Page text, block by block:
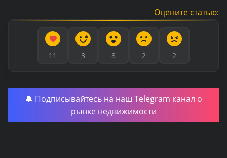
Оцените статью:
11 3 8 2 2
🔔 Подписывайтесь на наш Telegram канал о
рынке недвижимости